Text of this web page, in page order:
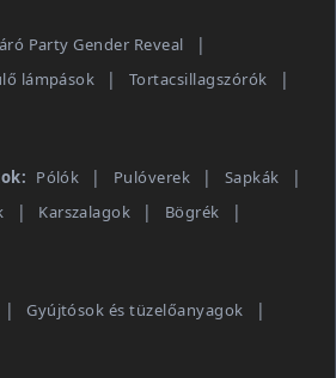
Party Gender Reveal
lámpások
Tortacsillagszórók
Pólók Pulóverek
Sapkák
Karszalagok
Bögrék
Gyújtósok és tüzelőanyagok